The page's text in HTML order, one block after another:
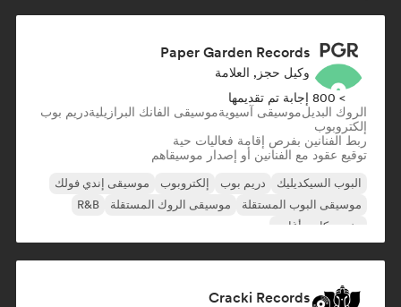
Paper Garden Records
وكيل حجز, العلامة
> 800 إجابة تم تقديمها
الروك البديلموسيقى آسيويةموسيقى الفانك البرازيليةدريم بوب
إلكتروبوب
ربط الفنانين بفرص إقامة فعاليات حية
توقيع عقود مع الفنانين أو إصدار موسيقاهم
البوب السيكديليك دريم بوب إلكتروبوب
موسيقى إندي فولك
موسيقى البوب المستقلة
موسيقى الروك المستقلة
R&B
مغني وكاتب أغاني
Cracki Records